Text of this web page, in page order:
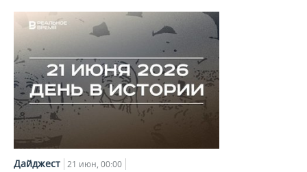
Дайджест 21 июн, 00:00